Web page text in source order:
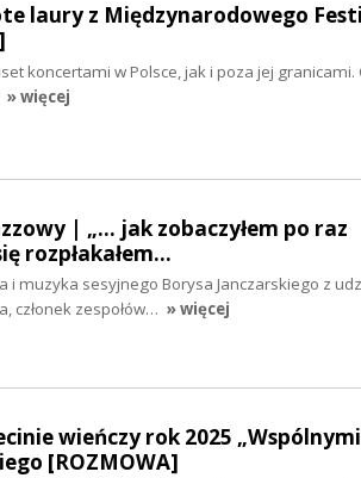
laury z Międzynarodowego
koncertami w Polsce, jak i poza jej granicami.
» więcej
| „... jak zobaczyłem po raz
rozpłakałem…
muzyka sesyjnego Borysa Janczarskiego z
członek zespołów… » więcej
wieńczy rok 2025 „Wspólnymi
[ROZMOWA]